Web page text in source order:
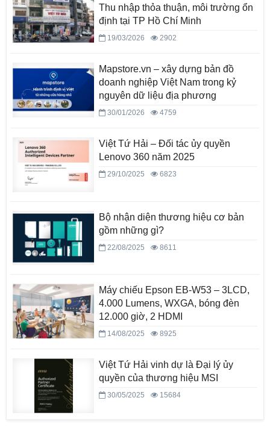
Thu nhập thỏa thuận, môi trường ổn
định tại TP Hồ Chí Minh
19/03/2026 2902
Mapstore.vn – xây dựng bản đồ
doanh nghiệp Việt Nam trong kỷ
nguyên dữ liệu địa phương
30/01/2026 4759
Việt Tứ Hải – Đối tác ủy quyền
Lenovo 360 năm 2025
29/10/2025 6823
Bộ nhận diện thương hiệu cơ bản
gồm những gì?
22/08/2025 8611
Máy chiếu Epson EB-W53 – 3LCD,
4.000 Lumens, WXGA, bóng đèn
12.000 giờ, 2 HDMI
14/08/2025 8925
Việt Tứ Hải vinh dự là Đại lý ủy
quyền của thương hiệu MSI
30/05/2025 15684